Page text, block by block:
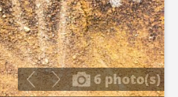
6 photo(s)